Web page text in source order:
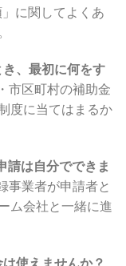
に関してよくあ
、最初に何をす
市区町村の補助金
度に当てはまるか
請は自分でできま
事業者が申請者と
ム会社と一緒に進
使えませんか？